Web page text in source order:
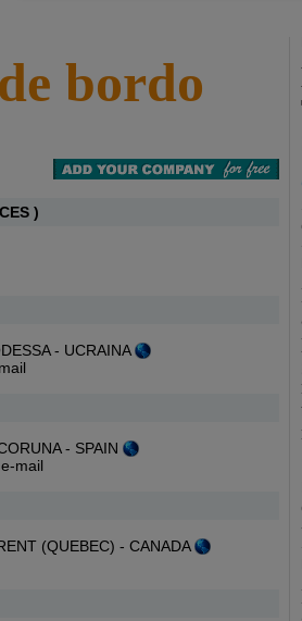
bordo
)
- UCRAINA
- SPAIN
e-mail
(QUEBEC) - CANADA